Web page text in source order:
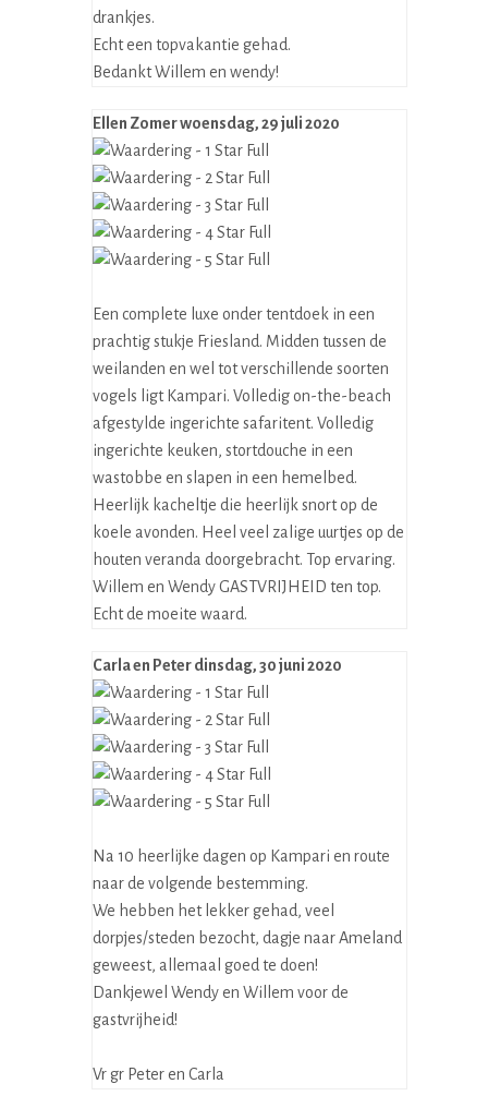
drankjes.
Echt een topvakantie gehad.
Bedankt Willem en wendy!
Ellen Zomerwoensdag, 29 juli 2020
Een complete luxe onder tentdoek in een
prachtig stukje Friesland. Midden tussen de
weilanden en wel tot verschillende soorten
vogels ligt Kampari. Volledig on-the-beach
afgestylde ingerichte safaritent. Volledig
ingerichte keuken, stortdouche in een
wastobbe en slapen in een hemelbed.
Heerlijk kacheltje die heerlijk snort op de
koele avonden. Heel veel zalige uurtjes op de
houten veranda doorgebracht. Top ervaring.
Willem en Wendy GASTVRIJHEID ten top.
Echt de moeite waard.
Carla en Peterdinsdag, 30 juni 2020
Na 10 heerlijke dagen op Kampari en route
naar de volgende bestemming.
We hebben het lekker gehad, veel
dorpjes/steden bezocht, dagje naar Ameland
geweest, allemaal goed te doen!
Dankjewel Wendy en Willem voor de
gastvrijheid!
Vr gr Peter en Carla